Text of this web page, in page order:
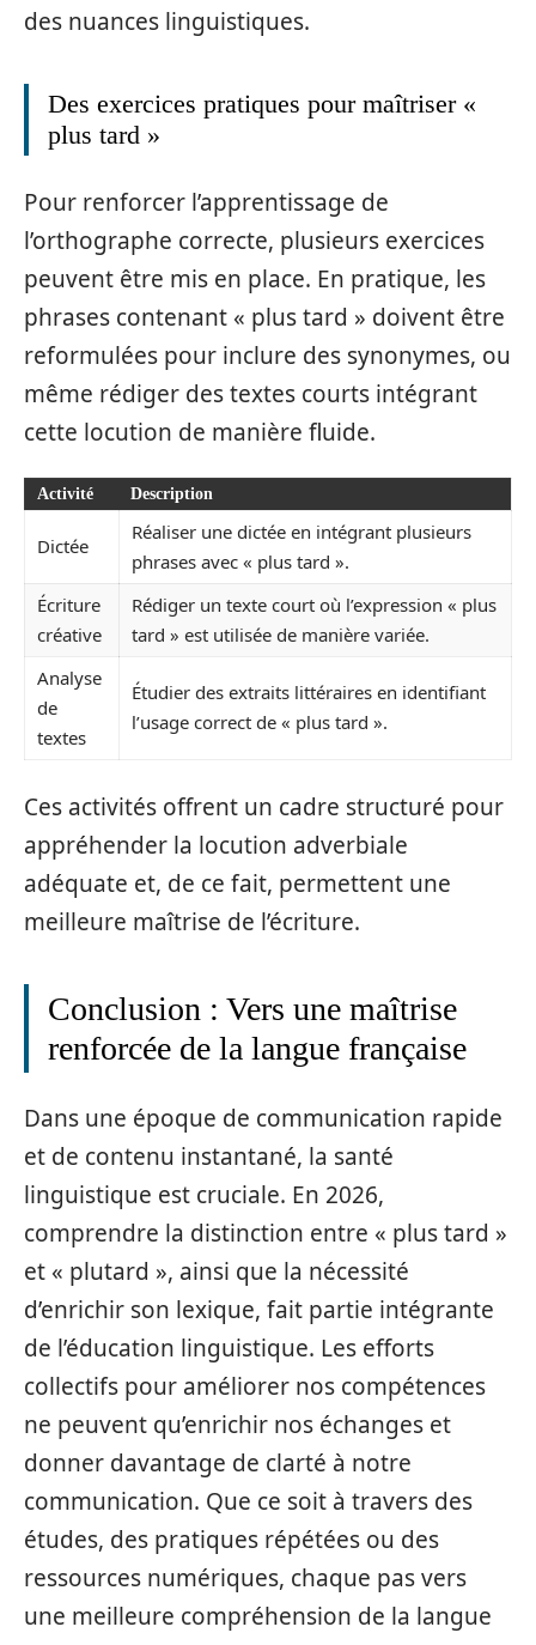
des nuances linguistiques.
Des exercices pratiques pour maîtriser «
plus tard »
Pour renforcer l’apprentissage de
l’orthographe correcte, plusieurs exercices
peuvent être mis en place. En pratique, les
phrases contenant « plus tard » doivent être
reformulées pour inclure des synonymes, ou
même rédiger des textes courts intégrant
cette locution de manière fluide.
Activité Description
Dictée
Réaliser une dictée en intégrant plusieurs
phrases avec « plus tard ».
Écriture
créative
Rédiger un texte court où l’expression « plus
tard » est utilisée de manière variée.
Analyse
de
textes
Étudier des extraits littéraires en identifiant
l’usage correct de « plus tard ».
Ces activités offrent un cadre structuré pour
appréhender la locution adverbiale
adéquate et, de ce fait, permettent une
meilleure maîtrise de l’écriture.
Conclusion : Vers une maîtrise
renforcée de la langue française
Dans une époque de communication rapide
et de contenu instantané, la santé
linguistique est cruciale. En 2026,
comprendre la distinction entre « plus tard »
et « plutard », ainsi que la nécessité
d’enrichir son lexique, fait partie intégrante
de l’éducation linguistique. Les efforts
collectifs pour améliorer nos compétences
ne peuvent qu’enrichir nos échanges et
donner davantage de clarté à notre
communication. Que ce soit à travers des
études, des pratiques répétées ou des
ressources numériques, chaque pas vers
une meilleure compréhension de la langue